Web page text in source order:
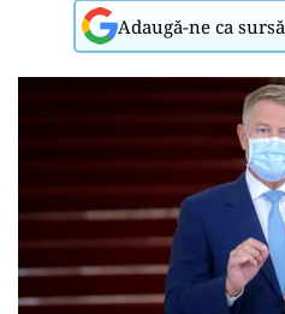
Adaugă-ne ca